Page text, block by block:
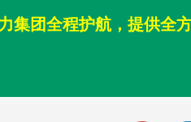
集团全程护航，提供全